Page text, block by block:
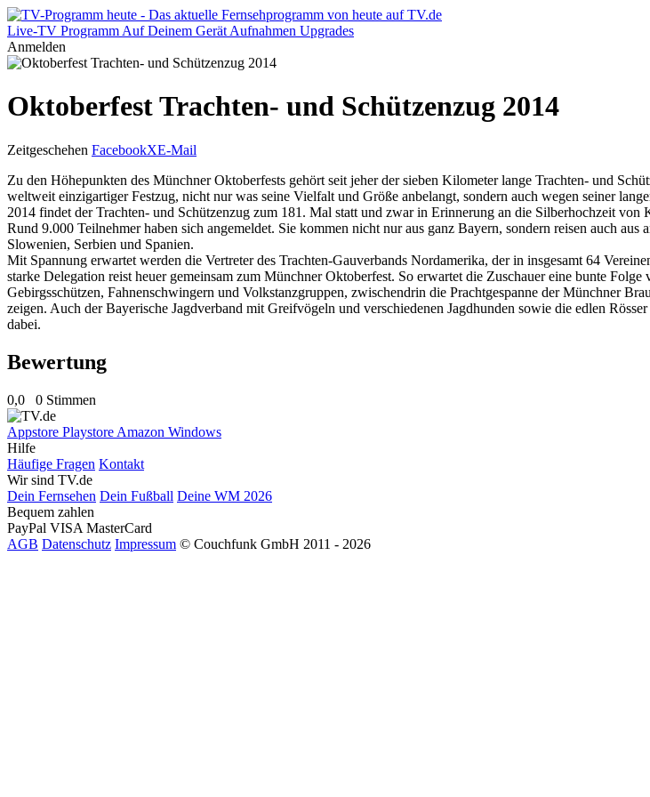
Live-TV Programm Auf Deinem Gerät Aufnahmen Upgrades
Anmelden
Oktoberfest Trachten- und Schützenzug 2014
Zeitgeschehen FacebookXE-Mail
Zu den Höhepunkten des Münchner Oktoberfests gehört seit jeher der sieben Kilometer lange Trachten- und
weltweit einzigartiger Festzug, nicht nur was seine Vielfalt und Größe anbelangt, sondern auch wegen seiner
2014 findet der Trachten- und Schützenzug zum 181. Mal statt und zwar in Erinnerung an die Silberhochzeit
Rund 9.000 Teilnehmer haben sich angemeldet. Sie kommen nicht nur aus ganz Bayern, sondern reisen auch
Slowenien, Serbien und Spanien.
Mit Spannung erwartet werden die Vertreter des Trachten-Gauverbands Nordamerika, der in insgesamt 64
starke Delegation reist heuer gemeinsam zum Münchner Oktoberfest. So erwartet die Zuschauer eine bunte
Gebirgsschützen, Fahnenschwingern und Volkstanzgruppen, zwischendrin die Prachtgespanne der Münchner
zeigen. Auch der Bayerische Jagdverband mit Greifvögeln und verschiedenen Jagdhunden sowie die edlen
dabei.
Bewertung
0,0 0 Stimmen
Appstore Playstore Amazon Windows
Hilfe
Häufige Fragen Kontakt
Wir sind TV.de
Dein Fernsehen Dein Fußball Deine WM 2026
Bequem zahlen
PayPal VISA MasterCard
AGB Datenschutz Impressum © Couchfunk GmbH 2011 - 2026